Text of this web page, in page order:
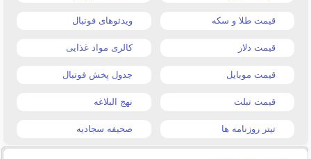
قیمت طلا و سکه ویدئوهای فوتبال
قیمت دلار کالری مواد غذایی
قیمت موبایل جدول پخش فوتبال
قیمت تبلت نهج البلاغه
تیتر روزنامه ها صحیفه سجادیه